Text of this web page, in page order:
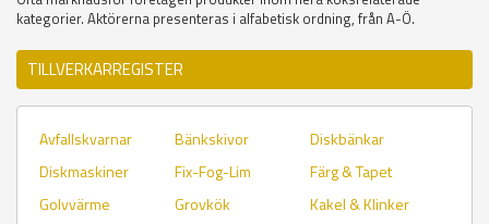
kategorier. Aktörerna presenteras i alfabetisk ordning, från A-Ö.
TILLVERKARREGISTER
Avfallskvarnar Bänkskivor
Diskbänkar
Diskmaskiner
Fix-Fog-Lim
Färg & Tapet
Golvvärme
Grovkök
Kakel & Klinker